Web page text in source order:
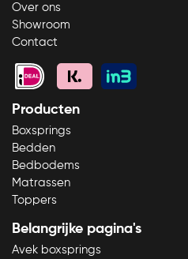
Over ons
Showroom
Contact
Producten
Boxsprings
Bedden
Bedbodems
Matrassen
Toppers
Belangrijke pagina's
Avek boxsprings